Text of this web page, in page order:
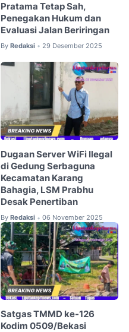
Pratama Tetap Sah,
Penegakan Hukum dan
Evaluasi Jalan Beriringan
By Redaksi • 29 Desember 2025
Dugaan Server WiFi Ilegal
di Gedung Serbaguna
Kecamatan Karang
Bahagia, LSM Prabhu
Desak Penertiban
By Redaksi • 06 November 2025
Satgas TMMD ke-126
Kodim 0509/Bekasi